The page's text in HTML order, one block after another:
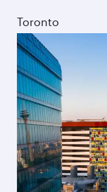
Toronto